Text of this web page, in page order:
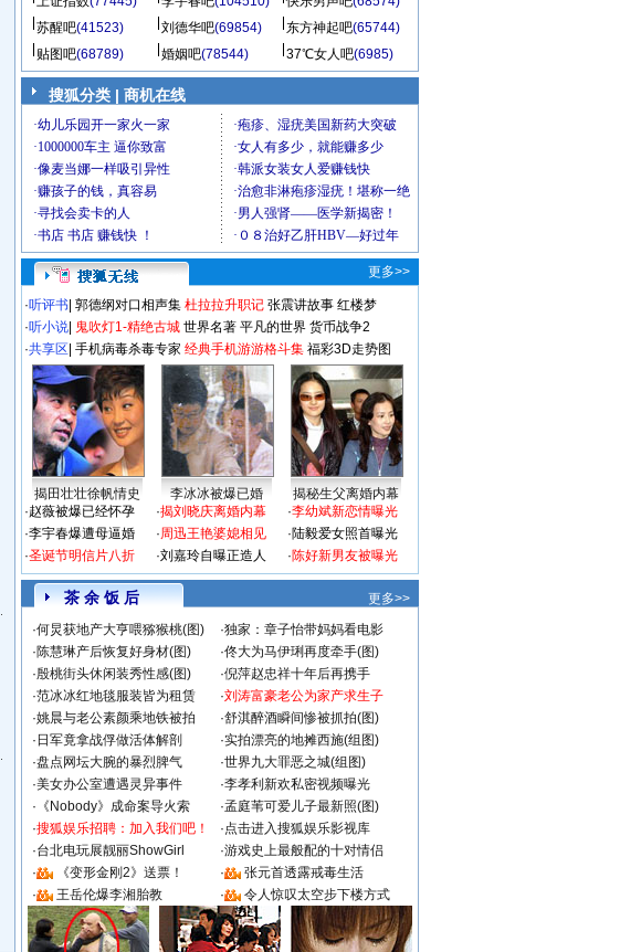
苏醒吧(41523) 刘德华吧(69854) 东方神起吧(65744)
贴图吧(68789) 婚姻吧(78544) 37℃女人吧(6985)
搜狐分类 | 商机在线
更多>>
·听评书 郭德纲对口相声集 杜拉拉升职记 张震讲故事 红楼梦
·听小说 鬼吹灯1-精绝古城 世界名著 平凡的世界 货币战争2
·共享区 手机病毒杀毒专家 经典手机游游格斗集 福彩3D走势图
揭田壮壮徐帆情史 李冰冰被爆已婚
揭秘生父离婚内幕
·赵薇被爆已经怀孕
·李宇春爆遭母逼婚
·圣诞节明信片八折
·揭刘晓庆离婚内幕
·周迅王艳婆媳相见
·刘嘉玲自曝正造人
·李幼斌新恋情曝光
·陆毅爱女照首曝光
·陈好新男友被曝光
茶 余 饭 后
更多>>
·何炅获地产大亨喂猕猴桃(图) ·独家：章子怡带妈妈看电影
·陈慧琳产后恢复好身材(图) ·佟大为马伊琍再度牵手(图)
·殷桃街头休闲装秀性感(图) ·倪萍赵忠祥十年后再携手
·范冰冰红地毯服装皆为租赁 ·刘涛富豪老公为家产求生子
·姚晨与老公素颜乘地铁被拍 ·舒淇醉酒瞬间惨被抓拍(图)
· 日军竟拿战俘做活体解剖 ·实拍漂亮的地摊西施(组图)
·盘点网坛大腕的暴烈脾气 ·世界九大罪恶之城(组图)
·美女办公室遭遇灵异事件 ·李孝利新欢私密视频曝光
· 《Nobody》成命案导火索 ·孟庭苇可爱儿子最新照(图)
·搜狐娱乐招聘：加入我们吧！ ·点击进入搜狐娱乐影视库
·台北电玩展靓丽ShowGirl ·游戏史上最般配的十对情侣
·
《变形金刚2》送票！ ·
张元首透露戒毒生活
·
王岳伦爆李湘胎教 · 令人惊叹太空步下楼方式